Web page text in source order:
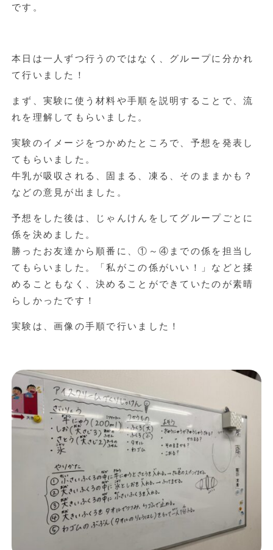
です。
本日は一人ずつ行うのではなく、グループに分かれ
て行いました！
まず、実験に使う材料や手順を説明することで、流
れを理解してもらいました。
実験のイメージをつかめたところで、予想を発表し
てもらいました。
牛乳が吸収される、固まる、凍る、そのままかも？
などの意見が出ました。
予想をした後は、じゃんけんをしてグループごとに
係を決めました。
勝ったお友達から順番に、①～④までの係を担当し
てもらいました。「私がこの係がいい！」などと揉
めることもなく、決めることができていたのが素晴
らしかったです！
実験は、画像の手順で行いました！